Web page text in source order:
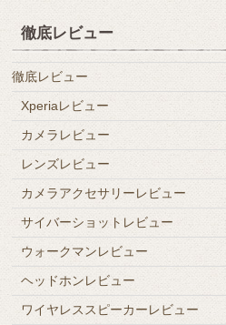
徹底レビュー
徹底レビュー
Xperiaレビュー
カメラレビュー
レンズレビュー
カメラアクセサリーレビュー
サイバーショットレビュー
ウォークマンレビュー
ヘッドホンレビュー
ワイヤレススピーカーレビュー